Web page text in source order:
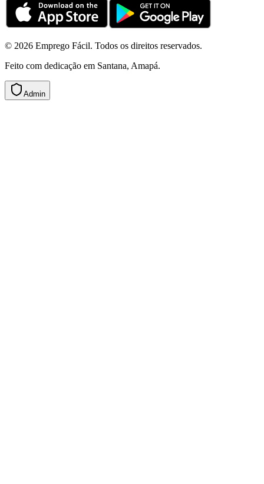
© 2026 Emprego Fácil. Todos os direitos reservados.
Feito com dedicação em Santana, Amapá.
Admin